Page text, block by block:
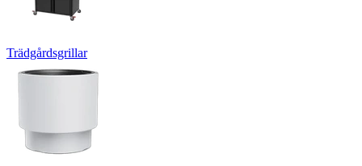
Trädgårdsgrillar